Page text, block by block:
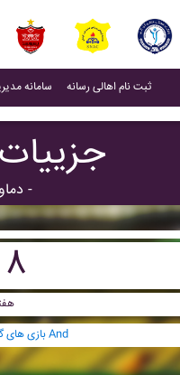
سامانه (current)
ثبت نام اهالی رسانه
دماوند آمل -
بازی های گذشته دماوند آمل And